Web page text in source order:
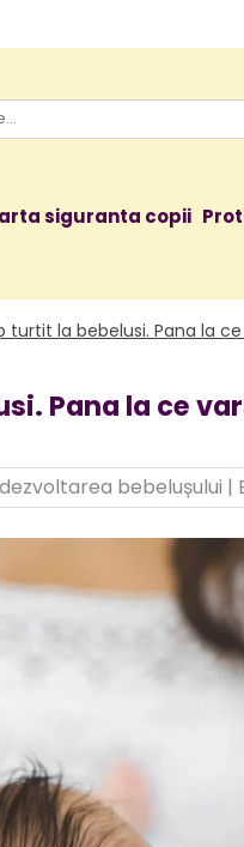
siguranta copii
turtit la bebelusi. Pana la
Pana la ce
bebelușului |